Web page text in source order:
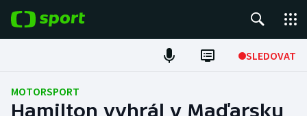
SLEDOVAT
Fotbal
MOTORSPORT
Hamilton vyhrál v Maďarsku